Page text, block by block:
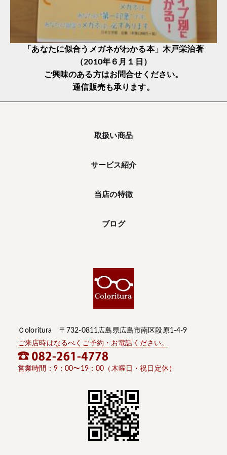
「あなたに似合うメガネがわかる本」木戸栄治著
（2010年６月１日）
ご興味のある方はお問合せください。
通信販売も承ります。
取扱い商品
サービス紹介
当店の特徴
ブログ
Ｃoloritura 〒732-0811広島県広島市南区段原1-4-9
ご来店時はなるべくご予約・お電話ください。
営業時間：9：00〜19：00（木曜日・祝日定休）